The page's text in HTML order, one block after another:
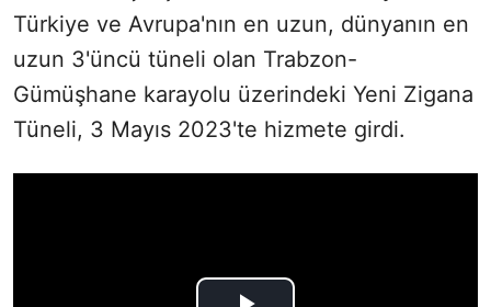
Türkiye ve Avrupa'nın en uzun, dünyanın en
uzun 3'üncü tüneli olan Trabzon-
Gümüşhane karayolu üzerindeki Yeni Zigana
Tüneli, 3 Mayıs 2023'te hizmete girdi.